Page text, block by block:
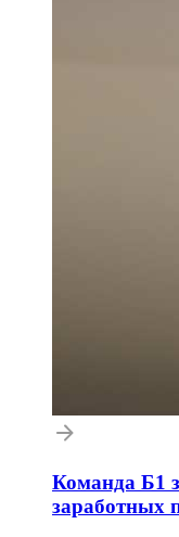
Команда Б1
заработных